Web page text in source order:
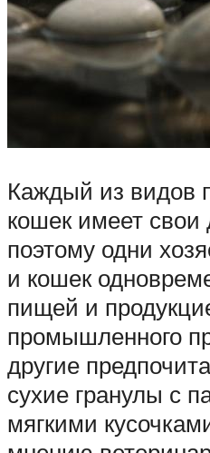
Каждый из видов
кошек имеет свои
поэтому одни
и кошек
пищей и
промышленного
другие
сухие гранулы с
мягкими